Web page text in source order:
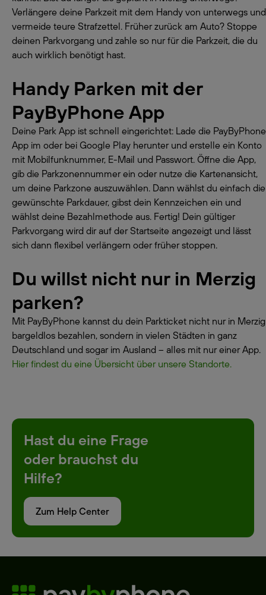
Verlängere deine Parkzeit mit dem Handy von unterwegs und
vermeide teure Strafzettel. Früher zurück am Auto? Stoppe
deinen Parkvorgang und zahle so nur für die Parkzeit, die du
auch wirklich benötigt hast.
Handy Parken mit der
PayByPhone App
Deine Park App ist schnell eingerichtet: Lade die PayByPhone
App im oder bei Google Play herunter und erstelle ein Konto
mit Mobilfunknummer, E-Mail und Passwort. Öffne die App,
gib die Parkzonennummer ein oder nutze die Kartenansicht,
um deine Parkzone auszuwählen. Dann wählst du einfach die
gewünschte Parkdauer, gibst dein Kennzeichen ein und
wählst deine Bezahlmethode aus. Fertig! Dein gültiger
Parkvorgang wird dir auf der Startseite angezeigt und lässt
sich dann flexibel verlängern oder früher stoppen.
Du willst nicht nur in Merzig
parken?
Mit PayByPhone kannst du dein Parkticket nicht nur in Merzig
bargeldlos bezahlen, sondern in vielen Städten in ganz
Deutschland und sogar im Ausland – alles mit nur einer App.
Hier findest du eine Übersicht über unsere Standorte.
Hast du eine Frage
oder brauchst du
Hilfe?
Zum Help Center